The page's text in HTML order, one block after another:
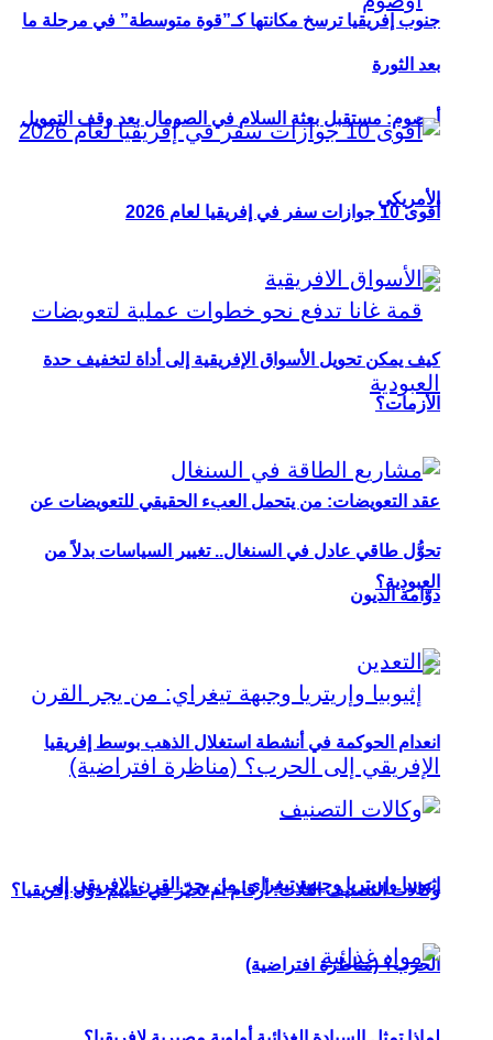
أوصوم: مستقبل بعثة السلام في الصومال بعد وقف التمويل
الأمريكي
عقد التعويضات: من يتحمل العبء الحقيقي للتعويضات عن
العبودية؟
إثيوبيا وإريتريا وجبهة تيغراي: من يجر القرن الإفريقي إلى
الحرب؟ (مناظرة افتراضية)
جنوب إفريقيا ترسخ مكانتها كـ”قوة متوسطة” في مرحلة ما
بعد الثورة
أقوى 10 جوازات سفر في إفريقيا لعام 2026
كيف يمكن تحويل الأسواق الإفريقية إلى أداة لتخفيف حدة
الأزمات؟
تحوُّل طاقي عادل في السنغال.. تغيير السياسات بدلاً من
دوّامة الديون
انعدام الحوكمة في أنشطة استغلال الذهب بوسط إفريقيا
وكالات التصنيف الثلاث: أرقام أم تحيّز في تقييم دول إفريقيا؟